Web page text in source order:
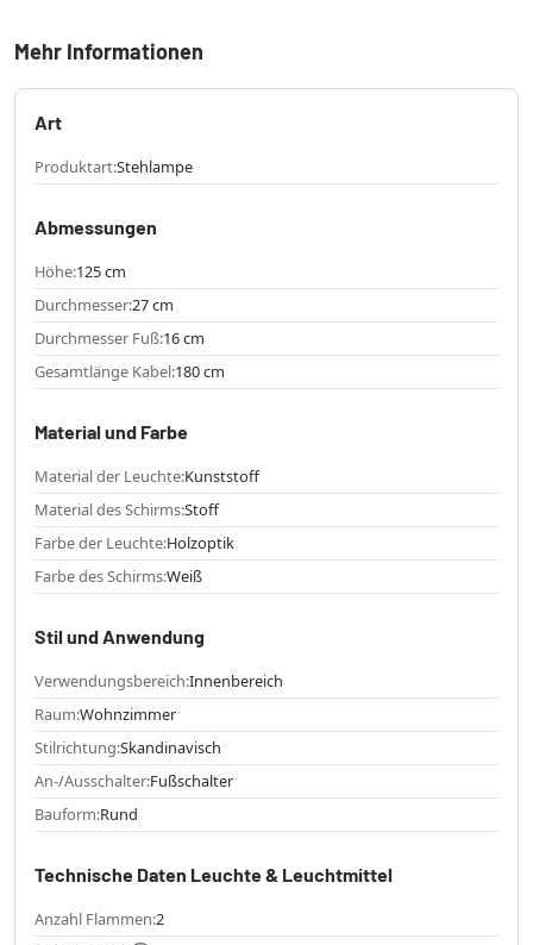
Mehr Informationen
Art
Produktart:Stehlampe
Abmessungen
Höhe:125 cm
Durchmesser:27 cm
Durchmesser Fuß:16 cm
Gesamtlänge Kabel:180 cm
Material und Farbe
Material der Leuchte:Kunststoff
Material des Schirms:Stoff
Farbe der Leuchte:Holzoptik
Farbe des Schirms:Weiß
Stil und Anwendung
Verwendungsbereich:Innenbereich
Raum:Wohnzimmer
Stilrichtung:Skandinavisch
An-/Ausschalter:Fußschalter
Bauform:Rund
Technische Daten Leuchte & Leuchtmittel
Anzahl Flammen:2